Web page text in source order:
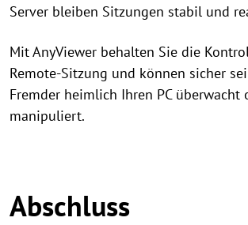
Server bleiben Sitzungen stabil und
Mit AnyViewer behalten Sie die
Remote-Sitzung und können sicher
Fremder heimlich Ihren PC überwacht
manipuliert.
Abschluss